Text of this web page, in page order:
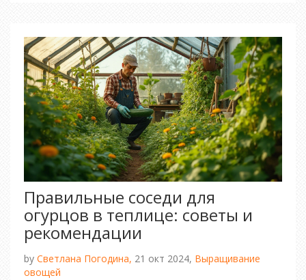
метод, чтобы сохранить плодородие почвы и
защитить растения. Прислушайтесь к советам,
чтобы ваш сад встречал весну во всей красе.
Правильные соседи для
огурцов в теплице: советы и
рекомендации
by Светлана Погодина, 21 окт 2024, Выращивание
овощей